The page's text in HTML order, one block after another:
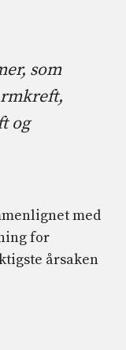
som
og
med
for
årsaken